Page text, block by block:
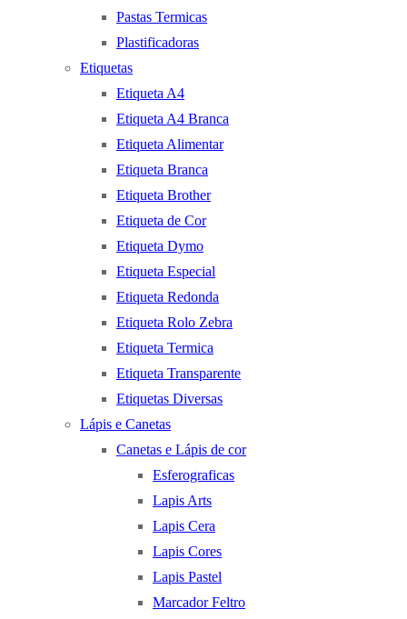
Pastas Termicas
Plastificadoras
Etiquetas
Etiqueta A4
Etiqueta A4 Branca
Etiqueta Alimentar
Etiqueta Branca
Etiqueta Brother
Etiqueta de Cor
Etiqueta Dymo
Etiqueta Especial
Etiqueta Redonda
Etiqueta Rolo Zebra
Etiqueta Termica
Etiqueta Transparente
Etiquetas Diversas
Lápis e Canetas
Canetas e Lápis de cor
Esferograficas
Lapis Arts
Lapis Cera
Lapis Cores
Lapis Pastel
Marcador Feltro